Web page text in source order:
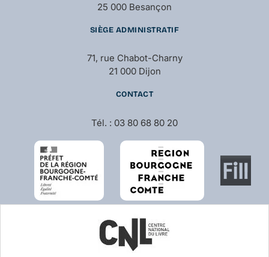
25 000 Besançon
SIÈGE ADMINISTRATIF
71, rue Chabot-Charny
21 000 Dijon
CONTACT
Tél. : 03 80 68 80 20